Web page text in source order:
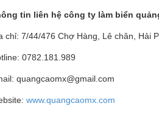
tin liên hệ công ty làm biển
chỉ: 7/44/476 Chợ Hàng, Lê chân, Hải
0782.181.989
quangcaomx@gmail.com
www.quangcaomx.com